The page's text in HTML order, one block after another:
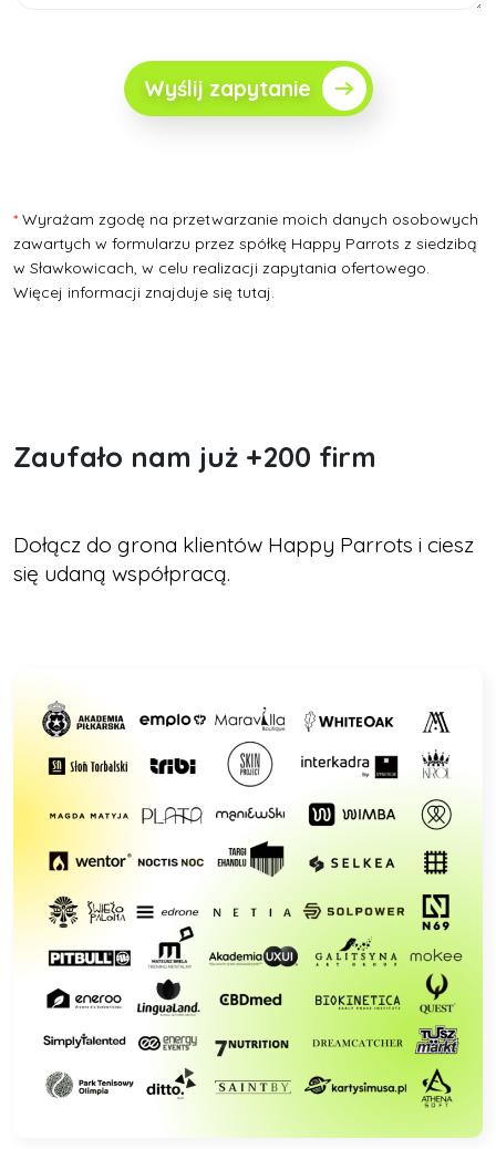
Wyślij zapytanie
* Wyrażam zgodę na przetwarzanie moich danych osobowych
zawartych w formularzu przez spółkę Happy Parrots z siedzibą
w Sławkowicach, w celu realizacji zapytania ofertowego.
Więcej informacji znajduje się tutaj.
Zaufało nam już +200 firm
Dołącz do grona klientów Happy Parrots i ciesz
się udaną współpracą.